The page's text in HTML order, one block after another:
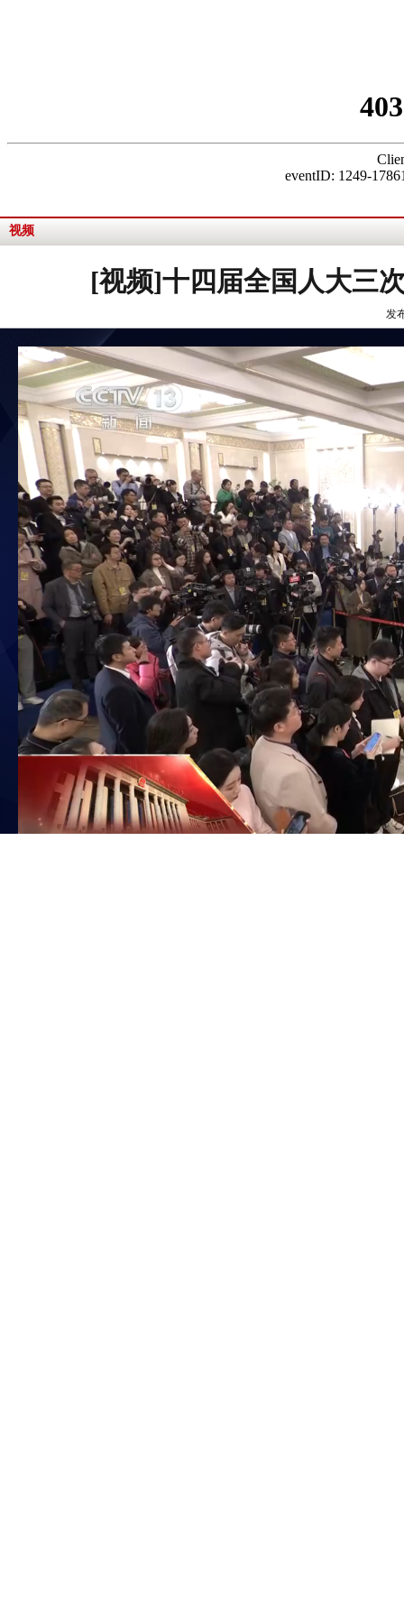
视频
[视频]十四届全国人大三
发